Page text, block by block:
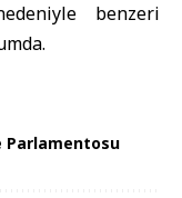
benzeri
Parlamentosu